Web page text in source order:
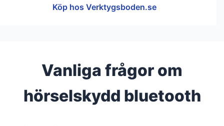
Köp hos Verktygsboden.se
Vanliga frågor om
hörselskydd bluetooth